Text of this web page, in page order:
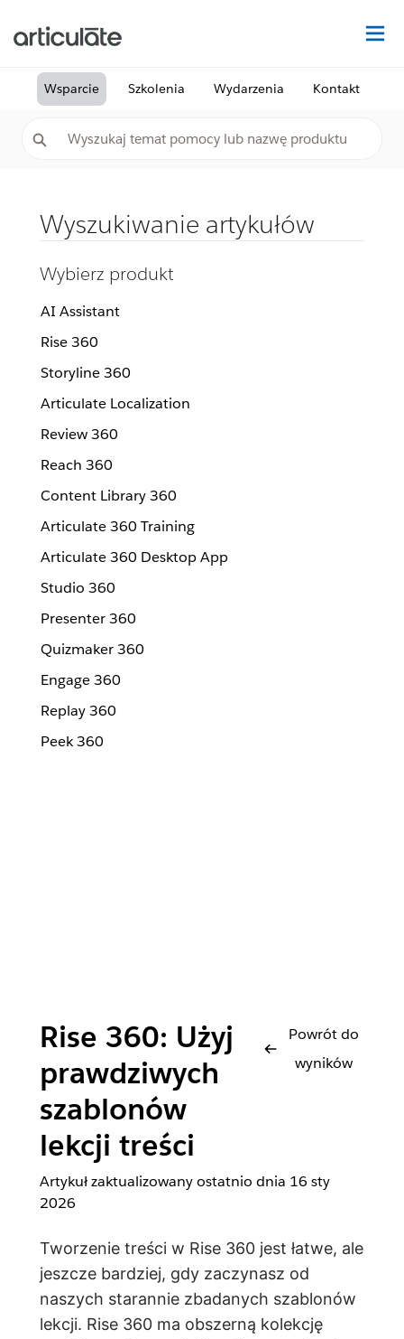
Wsparcie Szkolenia Wydarzenia Kontakt
Wyszukiwanie artykułów
Wybierz produkt
AI Assistant
Rise 360
Storyline 360
Articulate Localization
Review 360
Reach 360
Content Library 360
Articulate 360 Training
Articulate 360 Desktop App
Studio 360
Presenter 360
Quizmaker 360
Engage 360
Replay 360
Peek 360
Rise 360: Użyj
prawdziwych
szablonów
lekcji treści
Powrót do
wyników
Artykuł zaktualizowany ostatnio dnia 16 sty
2026
Tworzenie treści w Rise 360 jest łatwe, ale
jeszcze bardziej, gdy zaczynasz od
naszych starannie zbadanych szablonów
lekcji. Rise 360 ma obszerną kolekcję